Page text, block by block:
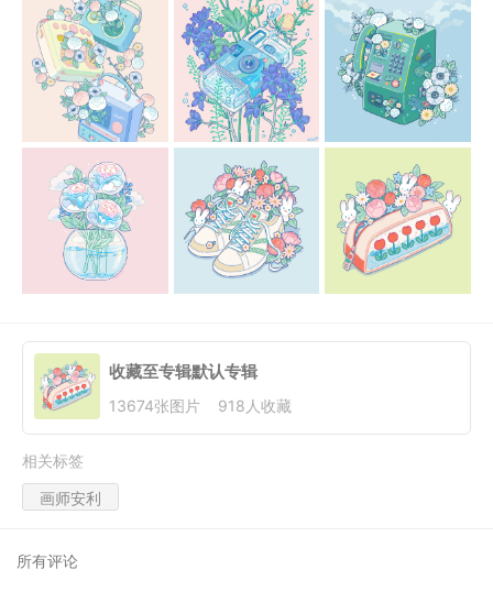
收藏至专辑默认专辑
13674张图片 918 人收藏
相关标签
画师安利
所有评论